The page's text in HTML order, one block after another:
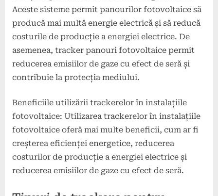
Aceste sisteme permit panourilor fotovoltaice să
producă mai multă energie electrică și să reducă
costurile de producție a energiei electrice. De
asemenea, tracker panouri fotovoltaice permit
reducerea emisiilor de gaze cu efect de seră și
contribuie la protecția mediului.
Beneficiile utilizării trackerelor în instalațiile
fotovoltaice: Utilizarea trackerelor în instalațiile
fotovoltaice oferă mai multe beneficii, cum ar fi
creșterea eficienței energetice, reducerea
costurilor de producție a energiei electrice și
reducerea emisiilor de gaze cu efect de seră.